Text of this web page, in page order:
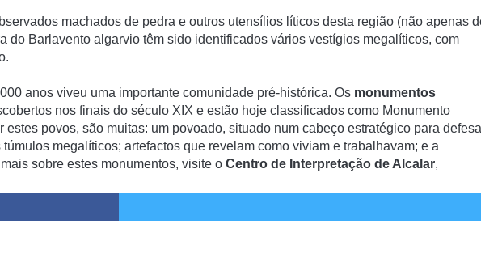
machados de pedra e outros utensí­lios lí­ticos desta região (não apenas
do Barlavento algarvio têm sido identificados vários vestí­gios megalí­ticos, com
anos viveu uma importante comunidade pré-histórica. Os monumentos
nos finais do século XIX e estão hoje classificados como Monumento
estes povos, são muitas: um povoado, situado num cabeço estratégico para defesa
megalíticos; artefactos que revelam como viviam e trabalhavam; e a
sobre estes monumentos, visite o Centro de Interpretação de Alcalar,